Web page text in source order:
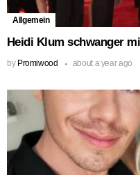
Allgemein
Heidi Klum schwanger
by Promiwood about a year ago